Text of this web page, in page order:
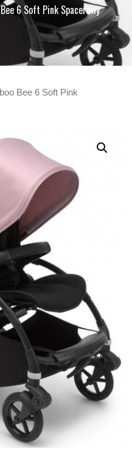
6 Soft Pink Spacerowy
Bee 6 Soft Pink